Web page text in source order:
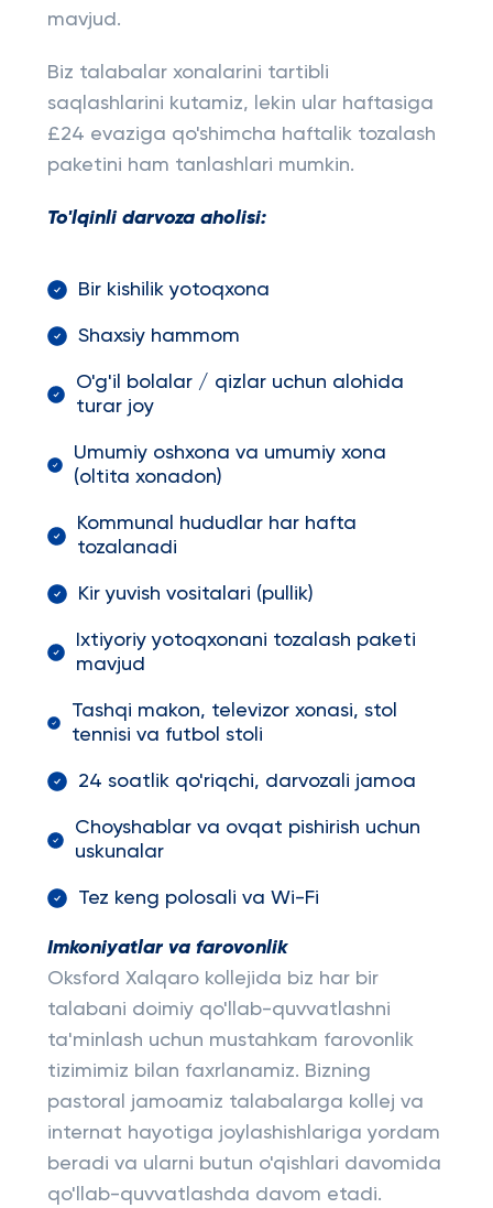
mavjud.
Biz talabalar xonalarini tartibli
saqlashlarini kutamiz, lekin ular haftasiga
£24 evaziga qo'shimcha haftalik tozalash
paketini ham tanlashlari mumkin.
To'lqinli darvoza aholisi:
Bir kishilik yotoqxona
Shaxsiy hammom
O'g'il bolalar / qizlar uchun alohida
turar joy
Umumiy oshxona va umumiy xona
(oltita xonadon)
Kommunal hududlar har hafta
tozalanadi
Kir yuvish vositalari (pullik)
Ixtiyoriy yotoqxonani tozalash paketi
mavjud
Tashqi makon, televizor xonasi, stol
tennisi va futbol stoli
24 soatlik qo'riqchi, darvozali jamoa
Choyshablar va ovqat pishirish uchun
uskunalar
Tez keng polosali va Wi-Fi
Imkoniyatlar va farovonlik
Oksford Xalqaro kollejida biz har bir
talabani doimiy qo'llab-quvvatlashni
ta'minlash uchun mustahkam farovonlik
tizimimiz bilan faxrlanamiz. Bizning
pastoral jamoamiz talabalarga kollej va
internat hayotiga joylashishlariga yordam
beradi va ularni butun o'qishlari davomida
qo'llab-quvvatlashda davom etadi.